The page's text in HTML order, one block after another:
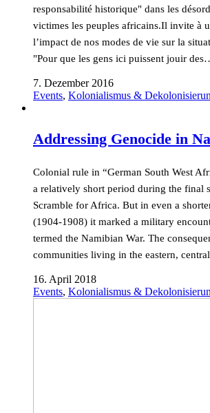
responsabilité historique" dans les
victimes les peuples africains.Il invite à
l’impact de nos modes de vie sur la
"Pour que les gens ici puissent jouir
7. Dezember 2016
Events, Kolonialismus &
Addressing Genocide in
Colonial rule in “German South West
a relatively short period during the final
Scramble for Africa. But in even a
(1904-1908) it marked a military
termed the Namibian War. The
communities living in the eastern,
16. April 2018
Events, Kolonialismus &